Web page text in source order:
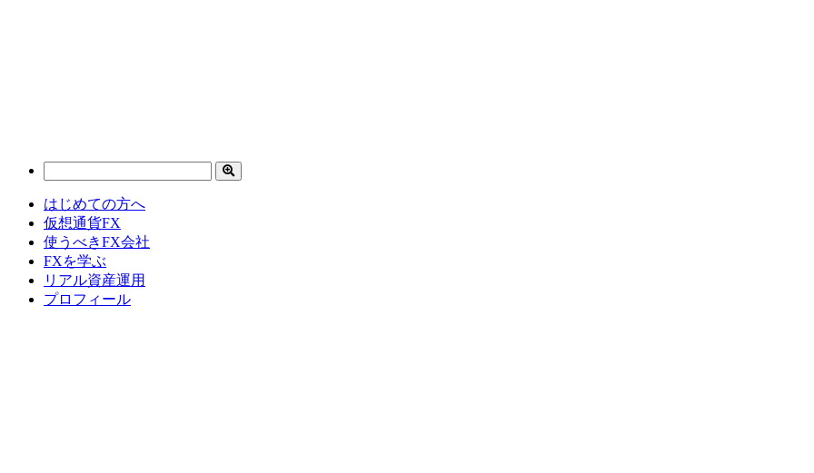
はじめての方へ
仮想通貨FX
使うべきFX会社
FXを学ぶ
リアル資産運用
プロフィール